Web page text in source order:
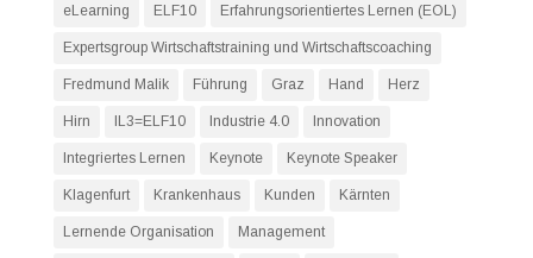
eLearning ELF10 Erfahrungsorientiertes Lernen (EOL)
Expertsgroup Wirtschaftstraining und Wirtschaftscoaching
Fredmund Malik Führung Graz Hand Herz
Hirn IL3=ELF10 Industrie 4.0 Innovation
Integriertes Lernen Keynote Keynote Speaker
Klagenfurt Krankenhaus Kunden Kärnten
Lernende Organisation Management